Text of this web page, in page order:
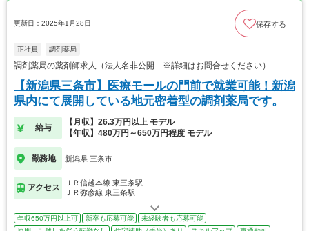
更新日：2025年1月28日 保存する
正社員 調剤薬局
調剤薬局の薬剤師求人（法人名非公開 ※詳細はお問合せください）
【新潟県三条市】医療モールの門前で就業可能！新潟
県内にて展開している地元密着型の調剤薬局です。
給与
【月収】26.3万円以上 モデル
【年収】480万円～650万円程度 モデル
勤務地 新潟県 三条市
アクセス
ＪＲ信越本線 東三条駅
ＪＲ弥彦線 東三条駅
年収650万円以上可 新卒も応募可能
未経験者も応募可能